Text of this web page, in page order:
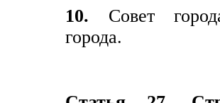
10. Совет
города.